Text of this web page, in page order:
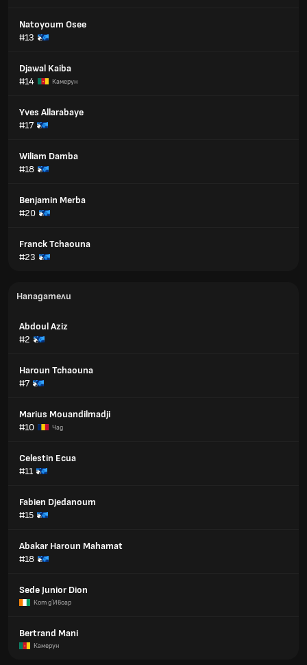
Natoyoum Osee
#13
Djawal Kaiba
#14
Камерун
Yves Allarabaye
#17
Wiliam Damba
#18
Benjamin Merba
#20
Franck Tchaouna
#23
Нападатели
Abdoul Aziz
#2
Haroun Tchaouna
#7
Marius Mouandilmadji
#10
Чад
Celestin Ecua
#11
Fabien Djedanoum
#15
Abakar Haroun Mahamat
#18
Sede Junior Dion
Кот д´Ивоар
Bertrand Mani
Камерун